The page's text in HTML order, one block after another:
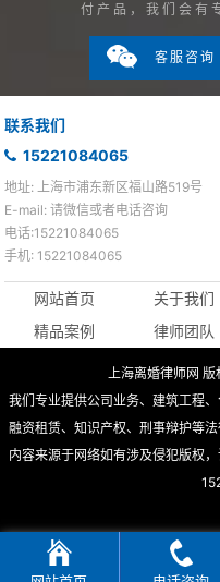
付产品，我们会有
客服咨询
联系我们
15221084065
地址: 上海市浦东新区福山路519号
E-mail: 请微信或者电话咨询
电话:15221084065
手机: 15221084065
网站首页 关于我们
精品案例
律师团队
上海离婚律师网
我们专业提供公司业务、建筑工程
融资租赁、知识产权、刑事辩护等
内容来源于网络如有涉及侵犯版权